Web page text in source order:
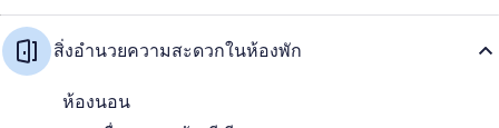
สิ่งอำนวยความสะดวกในห้องพัก
ห้องนอน